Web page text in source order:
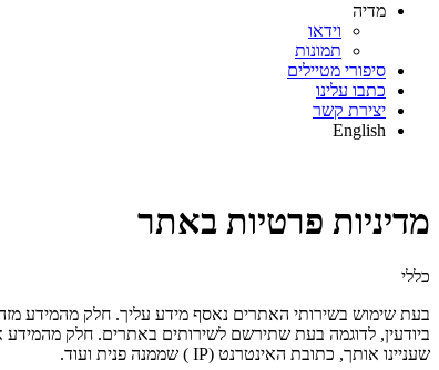
מדיה
וידאו
תמונות
סיפורי מטיילים
כתבו עלינו
יצירת קשר
English
מדיניות פרטיות באתר
כללי
בעת שימוש בשירותי האתרים נאסף מידע עליך. חלק מהמידע
ביודעין, לדוגמה בעת שתירשם לשירותים באתרים. חלק
שעניינו אותך, כתובת האינטרנט (IP ) שממנה פנית ועוד.